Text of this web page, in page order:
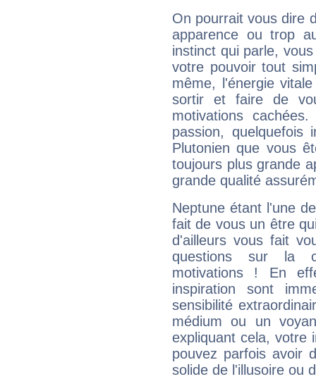
On pourrait vous dire
apparence ou trop
instinct qui parle,
votre pouvoir tout
même, l'énergie
sortir et faire de
motivations
passion, quelquefois
Plutonien que vous
toujours plus grande
grande qualité
Neptune étant l'une
fait de vous un être
d'ailleurs vous fait
questions sur la
motivations ! En
inspiration sont
sensibilité
médium ou un
expliquant cela, votre
pouvez parfois avoir
solide de l'illusoire ou